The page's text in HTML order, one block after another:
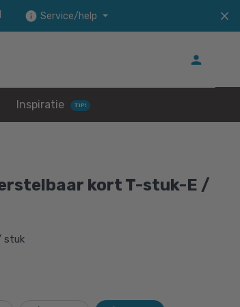
Service/help
Inspiratie TIP!
kort T-stuk-E /
stuk